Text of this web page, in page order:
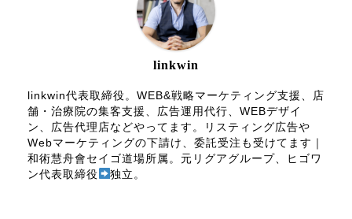
linkwin
linkwin代表取締役。WEB&戦略マーケティング支援、店
舗・治療院の集客支援、広告運用代行、WEBデザイ
ン、広告代理店などやってます。リスティング広告や
Webマーケティングの下請け、委託受注も受けてます｜
和術慧舟會セイゴ道場所属。元リグアグループ、ヒゴワ
ン代表取締役
独立。